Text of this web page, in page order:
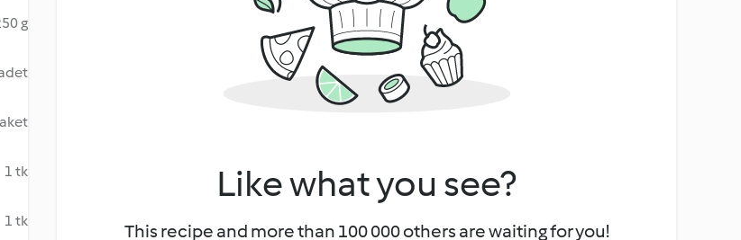
g
1 tk
1 tk
Like what you see?
This recipe and more than 100 000 others are waiting for you!